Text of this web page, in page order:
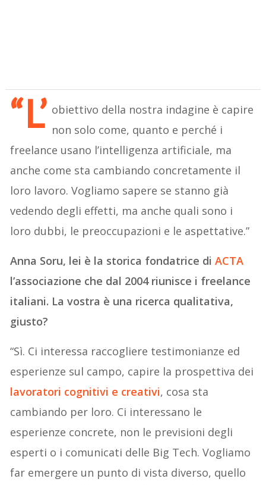
“L’ obiettivo della nostra indagine è capire
non solo come, quanto e perché i
freelance usano l’intelligenza artificiale, ma
anche come sta cambiando concretamente il
loro lavoro. Vogliamo sapere se stanno già
vedendo degli effetti, ma anche quali sono i
loro dubbi, le preoccupazioni e le aspettative.”
Anna Soru, lei è la storica fondatrice diACTA
l’associazione che dal 2004 riunisce i freelance
italiani. La vostra è una ricerca qualitativa,
giusto?
“Sì. Ci interessa raccogliere testimonianze ed
esperienze sul campo, capire la prospettiva dei
lavoratori cognitivi e creativi, cosa sta
cambiando per loro. Ci interessano le
esperienze concrete, non le previsioni degli
esperti o i comunicati delle Big Tech. Vogliamo
far emergere un punto di vista diverso, quello